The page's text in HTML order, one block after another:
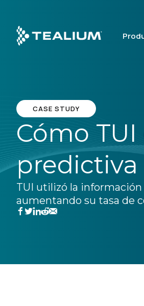
main
content
CASE STUDY
Cómo
TUI utilizó la
aumentando su tasa de